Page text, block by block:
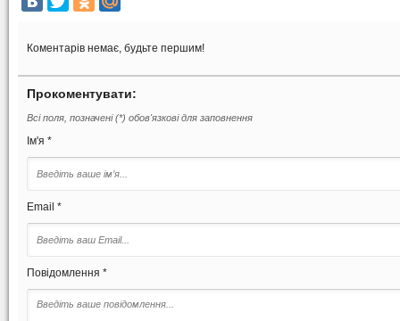
Коментарів немає, будьте першим!
Прокоментувати:
Всі поля, позначені (*) обов'язкові для заповнення
Ім'я *
Email *
Повідомлення *